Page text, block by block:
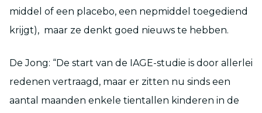
middel of een placebo, een nepmiddel toegediend
krijgt), maar ze denkt goed nieuws te hebben.
De Jong: “De start van de IAGE-studie is door allerlei
redenen vertraagd, maar er zitten nu sinds een
aantal maanden enkele tientallen kinderen in de